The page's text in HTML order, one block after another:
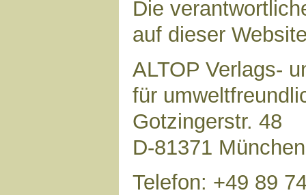
Die
auf dieser
ALTOP Verlags-
für
Gotzingerstr. 48
D-81371 München
Telefon: +49 89